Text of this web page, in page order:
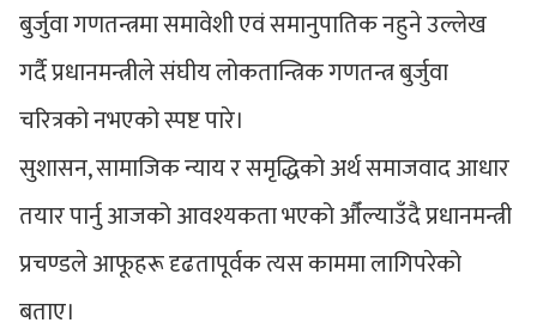
बुर्जुवा गणतन्त्रमा समावेशी एवं समानुपातिक नहुने उल्लेख
गर्दै प्रधानमन्त्रीले संघीय लोकतान्त्रिक गणतन्त्र बुर्जुवा
चरित्रको नभएको स्पष्ट पारे।
सुशासन, सामाजिक न्याय र समृद्धिको अर्थ समाजवाद आधार
तयार पार्नु आजको आवश्यकता भएको औँल्याउँदै प्रधानमन्त्री
प्रचण्डले आफूहरू दृढतापूर्वक त्यस काममा लागिपरेको
बताए।